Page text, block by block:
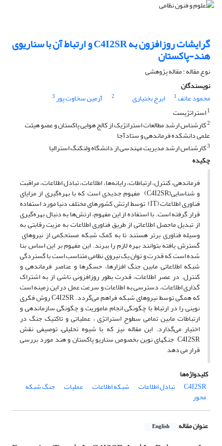
گرایشات روزافزون به C4I2SR و ارتباط آن با سناریوی
هند-پاکستان
نوع مقاله : مقاله پژوهشی
نویسندگان
محمود عاتف1 ایرج بختیاری 2 آرمین سخاوت پور3
1استراتژیست
2کارشناس ارشد مطالعات استرات‍‍ژیک از کالج هوایی پاکستان و عضو هیئت
علمی دانشکده فرماندهی و ستادآجا
3کارشناس ارشد مدیریت مهندسی از دانشگاه ولنکنگ استرالیا
چکیده
فرماندهی، کنترل، ارتباطات، رایانه‌ها، اطلاعات، تبادل اطلاعات، مراقبت
و شناسایی(C4I2SR) مفهوم جدیدی است که با بهره‌گیری از مزایای
فناوری اطلاعات (IT) توسط ارتش کشورهای مختلف دنیا مورد استفاده
قرار گرفته است. با استفاده از این مفهوم، ارتش‌ها به دنبال بهره‌گیری
از تبدیل ماحصل اطلاعاتی از طریق فناوری اطلاعات به مزیت رقابتی به
وسیله فناوری برتر هستند تا به کمک شبکه مستحکمی از نیروهای
گسترش یافته بتوانند بهره لازم را ببرند. این مفهوم بر این اساس بنا
شده است که قدرت و توان یک نیروی نظامی متناسب است با گستردگی
شبکه اطلاعاتی مابین جنگ افزارها، حسگرها و عناصر فرماندهی و
کنترل. در عصر اطلاعات، قدرت بطور روزافزونی ناشی از به اشتراک
گذاری اطلاعات، دسترسی به اطلاعات و سرعت عمل در این زمینه است
که همگی توسط نیروهای شبکه فراهم می‌گردد. C4I2SR روش فکری
نوینی را در ارتباط با چگونگی انجام ماموریت و چگونگی سازماندهی و
ارتباطات مابین تمامی سطوح استراتژی ، عملیاتی و تاکتیک جنگ در
اختیار می‌گذارد. این مقاله نیز که با شیوه تحلیلی– توصیفی نقش
C4I2SR جنگهای نوین بخصوص سناریو پاکستان و هند مورد بررسی
قرار می دهد
کلیدواژه‌ها
C4I2SR
تبادل اطلاعات شبکه اطلاعات عملیات جنگ شبکه
محور
عنوان مقاله English